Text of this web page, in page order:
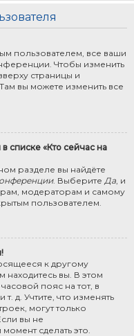
пользователем, все ваши
Чтобы изменить
страницы и
вы можете изменить все
списке «Кто сейчас на
разделе вы найдёте
. Выберите Да, и
модераторам и самому
пользователем.
к другому
находитесь вы. В этом
пояс на тот, в
д. Учтите, что изменять
могут только
вы не
сделать это.